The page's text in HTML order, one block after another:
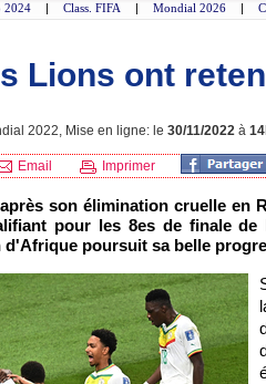
2024 | Class. FIFA | Mondial 2026 |
Lions ont
2022, Mise en ligne: le 30/11/2022 à
Email Imprimer
son élimination cruelle en
pour les 8es de finale
d'Afrique poursuit sa belle